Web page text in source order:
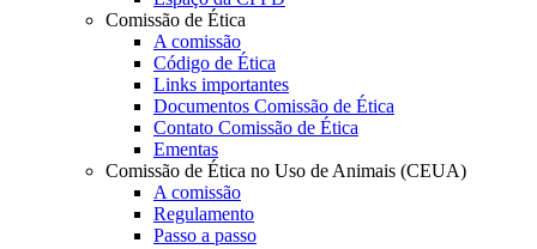
Comissão de Ética
A comissão
Código de Ética
Links importantes
Documentos Comissão de Ética
Contato Comissão de Ética
Ementas
Comissão de Ética no Uso de Animais (CEUA)
A comissão
Regulamento
Passo a passo